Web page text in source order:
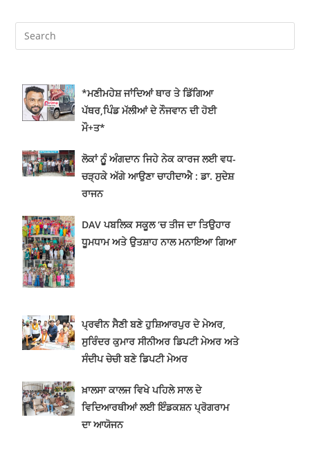
*ਮਣੀਮਹੇਸ਼ ਜਾਂਦਿਆਂ ਥਾਰ ਤੇ ਡਿੱਗਿਆ
ਪੱਥਰ,ਪਿੰਡ ਮੱਲੀਆਂ ਦੇ ਨੌਜਵਾਨ ਦੀ ਹੋਈ
ਮੌ+ਤ*
ਲੋਕਾਂ ਨੂੂੰ ਅੰਗਦਾਨ ਜਿਹੇ ਨੇਕ ਕਾਰਜ ਲਈ ਵਧ-
ਚੜ੍ਹਕੇ ਅੱਗੇ ਆਉਣਾ ਚਾਹੀਦਾਐ : ਡਾ. ਸੁਦੇਸ਼
ਰਾਜਨ
DAV ਪਬਲਿਕ ਸਕੂਲ ‘ਚ ਤੀਜ ਦਾ ਤਿਉਹਾਰ
ਧੂਮਧਾਮ ਅਤੇ ਉਤਸ਼ਾਹ ਨਾਲ ਮਨਾਇਆ ਗਿਆ
ਪ੍ਰਵੀਨ ਸੈਣੀ ਬਣੇ ਹੁਸ਼ਿਆਰਪੁਰ ਦੇ ਮੇਅਰ,
ਸੁਰਿੰਦਰ ਕੁਮਾਰ ਸੀਨੀਅਰ ਡਿਪਟੀ ਮੇਅਰ ਅਤੇ
ਸੰਦੀਪ ਚੇਚੀ ਬਣੇ ਡਿਪਟੀ ਮੇਅਰ
ਖ਼ਾਲਸਾ ਕਾਲਜ ਵਿਖੇ ਪਹਿਲੇ ਸਾਲ ਦੇ
ਵਿਦਿਆਰਥੀਆਂ ਲਈ ਇੰਡਕਸ਼ਨ ਪ੍ਰੋਗਰਾਮ
ਦਾ ਆਯੋਜਨ